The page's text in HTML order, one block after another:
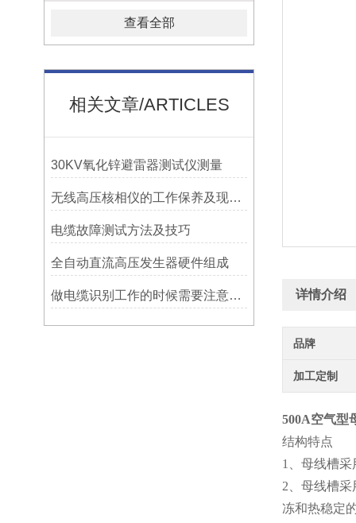
查看全部
相关文章/ARTICLES
30KV氧化锌避雷器测试仪测量
无线高压核相仪的工作保养及现场注意事项
电缆故障测试方法及技巧
全自动直流高压发生器硬件组成
做电缆识别工作的时候需要注意哪些问题 详情介绍
品牌
加工定制
500A空气型
结构特点
1、母线槽
2、母线槽
冻和热稳定